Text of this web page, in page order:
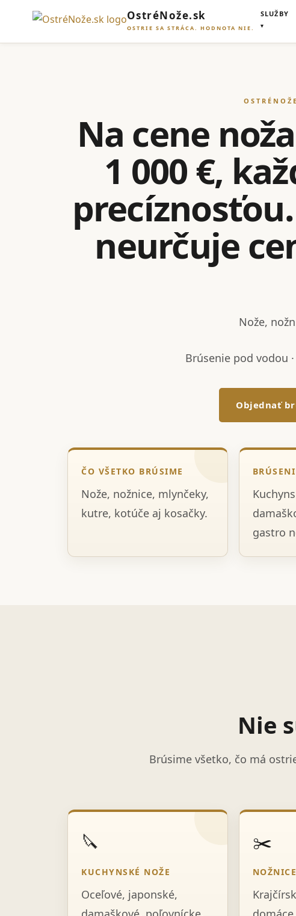
OstréNože.sk
OSTRIE SA STRÁCA. HODNOTA NIE.
SLUŽBY
Na cene
1 000 €,
neurčuje
Nože,
Brúsenie pod vodou
Objednať
ČO VŠETKO BRÚSIME
Nože, nožnice, mlynčeky,
kutre, kotúče aj kosačky.
gastro
Nie
Brúsime všetko, čo má
🔪
KUCHYNSKÉ NOŽE
Oceľové, japonské,
✂️
NOŽNICE